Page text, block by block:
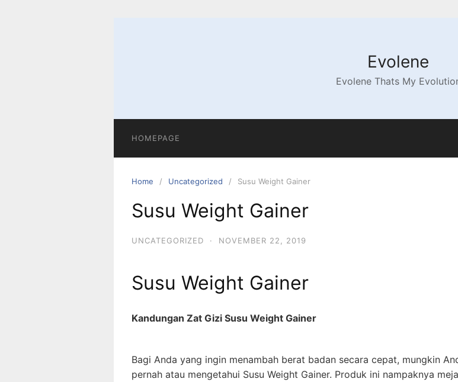
Evolene
Evolene Thats My
HOMEPAGE
Home Uncategorized Susu Weight Gainer
Susu Weight Gainer
UNCATEGORIZED · NOVEMBER 22, 2019
Susu Weight Gainer
Kandungan Zat Gizi Susu Weight Gainer
Bagi Anda yang ingin menambah berat badan secara cepat, mungkin
pernah atau mengetahui Susu Weight Gainer. Produk ini nampaknya